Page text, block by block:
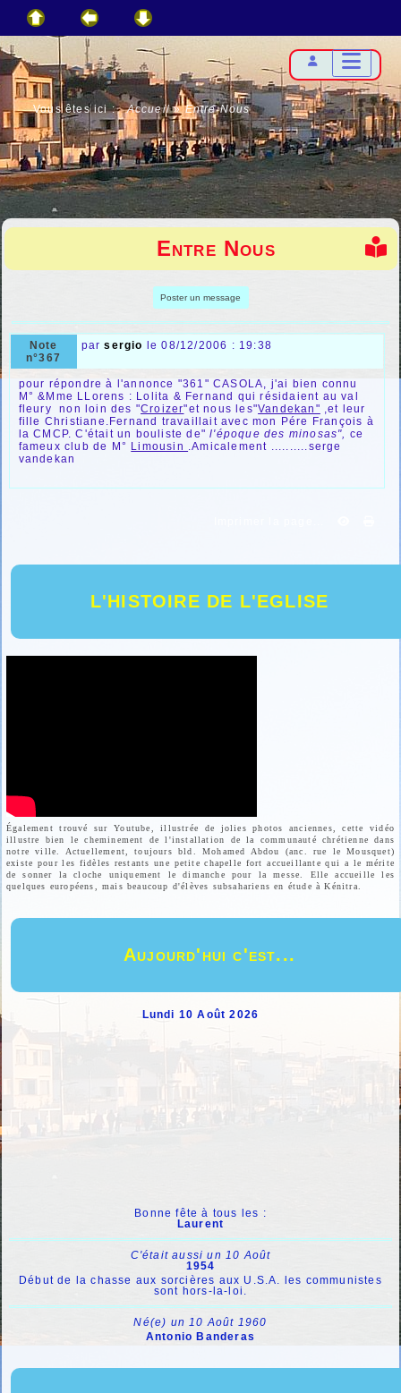
Vous êtes ici :Accueil»Entre Nous
L'HISTOIRE DE L'EGLISE
Également trouvé sur Youtube, illustrée de jolies photos anciennes, cette vidéo
illustre bien le cheminement de l'installation de la communauté chrétienne dans
notre ville. Actuellement, toujours bld. Mohamed Abdou (anc. rue le Mousquet)
existe pour les fidèles restants une petite chapelle fort accueillante qui a le mérite
de sonner la cloche uniquement le dimanche pour la messe. Elle accueille les
quelques européens, mais beaucoup d'élèves subsahariens en étude à Kénitra.
Aujourd'hui c'est...
Lundi 10 Août 2026
Bonne fête à tous les :
Laurent
C'était aussi un 10 Août
1954
Début de la chasse aux sorcières aux U.S.A. les communistes
sont hors-la-loi.
Né(e) un 10 Août 1960
Antonio Banderas
Entre Nous
Poster un message
Note
n°367
parsergio le 08/12/2006 : 19:38
pour répondre à l'annonce "361" CASOLA, j'ai bien connu
M° &Mme LLorens : Lolita & Fernand qui résidaient au val
fleury non loin des "Croizer"et nous les"Vandekan" ,et leur
fille Christiane.Fernand travaillait avec mon Pére François à
la CMCP. C'était un bouliste de"l'époque des minosas",
ce
fameux club de M° Limousin
.Amicalement ..........serge
vandekan